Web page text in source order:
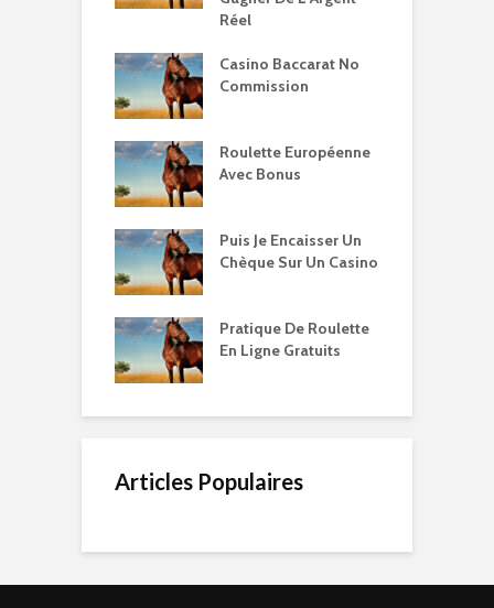
Réel
Casino Baccarat No
Commission
Roulette Européenne
Avec Bonus
Puis Je Encaisser Un
Chèque Sur Un Casino
Pratique De Roulette
En Ligne Gratuits
Articles Populaires